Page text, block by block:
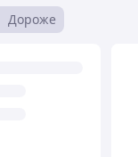
Дороже